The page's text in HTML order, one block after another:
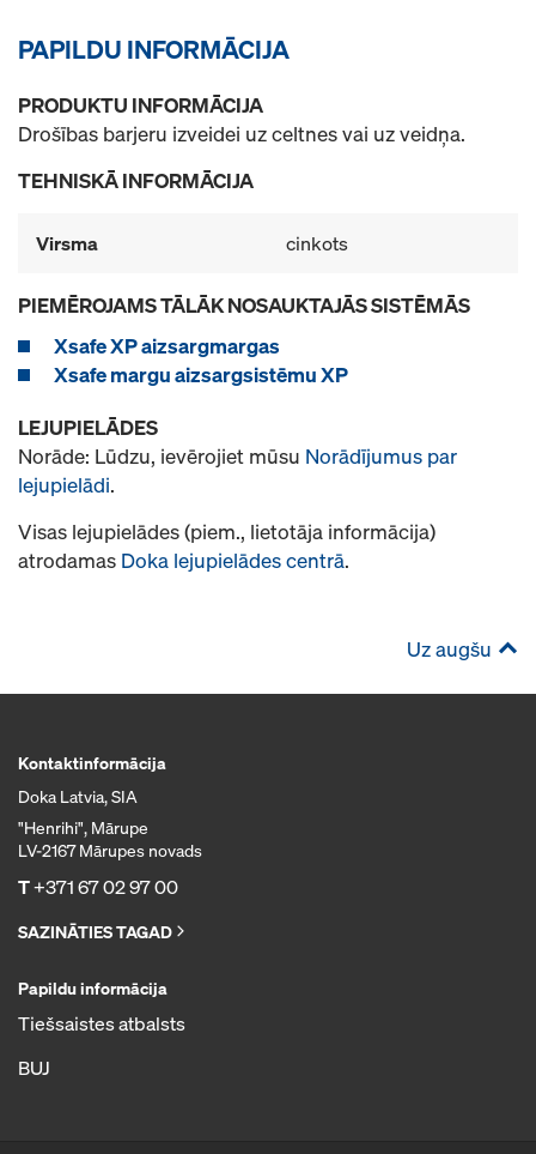
PAPILDU INFORMĀCIJA
PRODUKTU INFORMĀCIJA
Drošības barjeru izveidei uz celtnes vai uz veidņa.
TEHNISKĀ INFORMĀCIJA
Virsma cinkots
PIEMĒROJAMS TĀLĀK NOSAUKTAJĀS SISTĒMĀS
Xsafe XP aizsargmargas
Xsafe margu aizsargsistēmu XP
LEJUPIELĀDES
Norāde: Lūdzu, ievērojiet mūsu Norādījumus par
lejupielādi.
Visas lejupielādes (piem., lietotāja informācija)
atrodamas Doka lejupielādes centrā.
Uz augšu
Kontaktinformācija
Doka Latvia, SIA
"Henrihi", Mārupe
LV-2167 Mārupes novads
T+371 67 02 97 00
SAZINĀTIES TAGAD
Papildu informācija
Tiešsaistes atbalsts
BUJ